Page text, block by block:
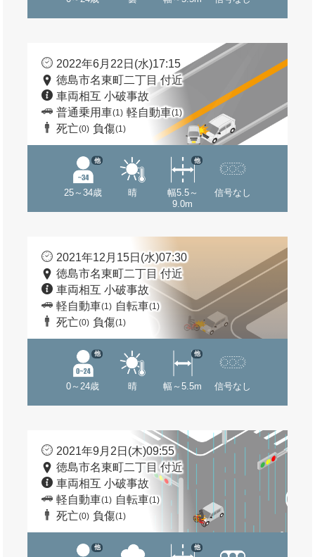
2022年6月22日(水)17:15
徳島市名東町二丁目 付近
車両相互 小破事故
普通乗用車(1) 軽自動車(1)
死亡(0) 負傷(1)
25～34歳
他
晴
幅5.5～
9.0m
他
信号なし
2021年12月15日(水)07:30
徳島市名東町二丁目 付近
車両相互 小破事故
軽自動車(1) 自転車(1)
死亡(0) 負傷(1)
0～24歳
他
晴 幅～5.5m
他
信号なし
2021年9月2日(木)09:55
徳島市名東町二丁目 付近
車両相互 小破事故
軽自動車(1) 自転車(1)
死亡(0) 負傷(1)
他 他